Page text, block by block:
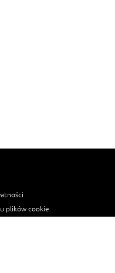
plików cookie